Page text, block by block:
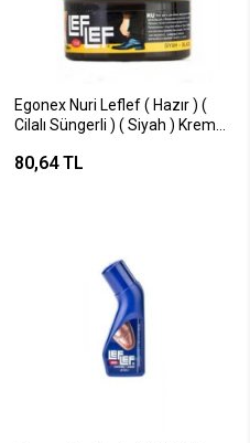
Egonex Nuri Leflef ( Hazır ) (
Cilalı Süngerli ) ( Siyah ) Krem
80,64 TL